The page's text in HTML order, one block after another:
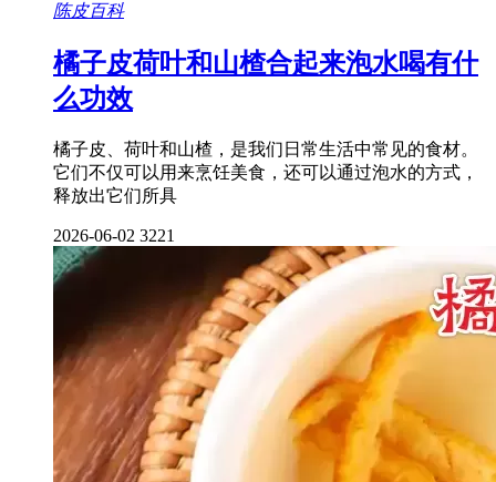
陈皮百科
橘子皮荷叶和山楂合起来泡水喝有什
么功效
橘子皮、荷叶和山楂，是我们日常生活中常见的食材。
它们不仅可以用来烹饪美食，还可以通过泡水的方式，
释放出它们所具
2026-06-02 3221